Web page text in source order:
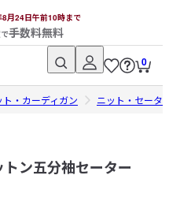
月24日午前10時まで
手数料無料
0
ト・カーディガン ニット・セータ
ン五分袖セーター